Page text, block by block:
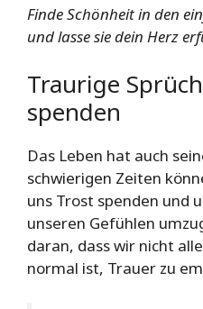
Finde Schönheit in den
und lasse sie dein Herz
Traurige
spenden
Das Leben hat auch
schwierigen Zeiten
uns Trost spenden und
unseren Gefühlen
daran, dass wir nicht
normal ist, Trauer zu